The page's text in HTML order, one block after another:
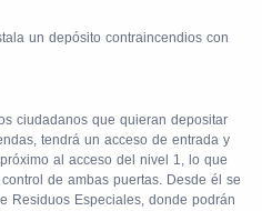
un depósito contraincendios con
ciudadanos que quieran depositar
tendrá un acceso de entrada y
al acceso del nivel 1, lo que
de ambas puertas. Desde él se
Residuos Especiales, donde podrán